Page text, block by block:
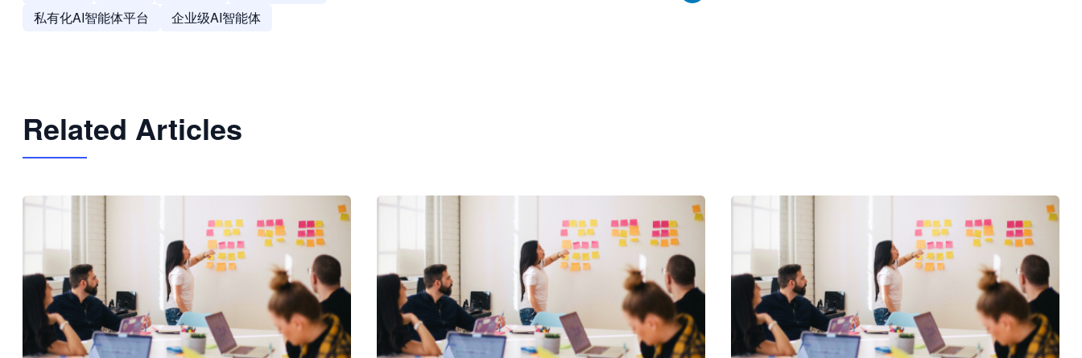
私有化AI智能体平台
企业级AI智能体
Related Articles